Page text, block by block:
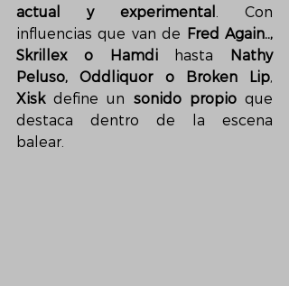
actual y experimental . Con
influencias que van de Fred Again..,
Skrillex o Hamdi hasta
Nathy
Peluso, Oddliquor o Broken Lip
Xisk define un sonido propio que
destaca dentro de la escena
balear.